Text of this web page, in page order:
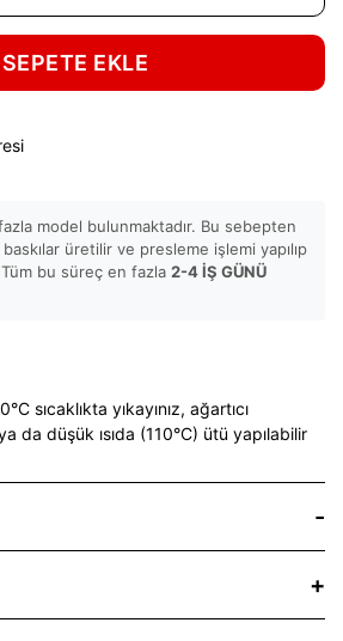
SEPETE EKLE
model bulunmaktadır. Bu sebepten
üretilir ve presleme işlemi yapılıp
bu süreç en fazla 2-4 İŞ GÜNÜ
sıcaklıkta yıkayınız, ağartıcı
da düşük ısıda (110°C) ütü yapılabilir